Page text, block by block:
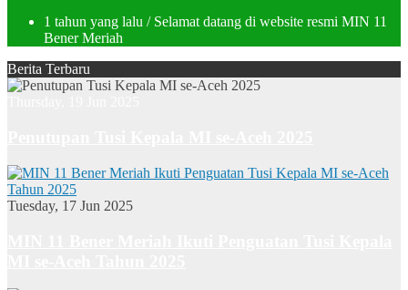
1 tahun yang lalu / Selamat datang di website resmi MIN 11
Bener Meriah
Berita Terbaru
Tuesday, 17 Jun 2025